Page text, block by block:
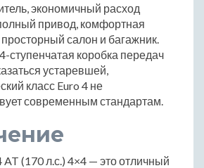
экономичный расход
привод, комфортная
салон и багажник.
4-ступенчатая коробка передач
устаревшей,
класс Euro 4 не
современным стандартам.
AT (170 л.с.) 4×4 — это отличный